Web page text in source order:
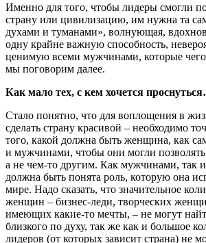
Именно для того, чтобы лидеры смогли
страну или цивилизацию, им нужна та
духами и туманами», волнующая,
одну крайне важную способность,
ценимую всеми мужчинами, которые
мы поговорим далее.
Как мало тех, с кем хочется
Стало понятно, что для воплощения в
сделать страну красивой – необходимо
того, какой должна быть женщина, как
и мужчинами, чтобы они могли
а не чем-то другим. Как мужчинами, так
должна быть понята роль, которую она
мире. Надо сказать, что значительное
женщин – бизнес-леди, творческих
имеющих какие-то мечты, – не могут
близкого по духу, так же как и большое
лидеров (от которых зависит страна) не